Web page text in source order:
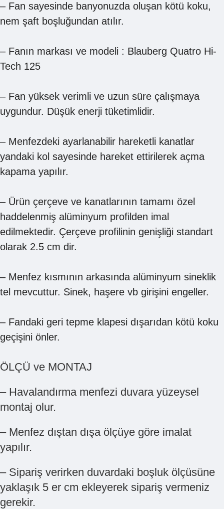
– Fan sayesinde banyonuzda oluşan kötü koku,
nem şaft boşluğundan atılır.
– Fanın markası ve modeli : Blauberg Quatro Hi-
Tech 125
– Fan yüksek verimli ve uzun süre çalışmaya
uygundur. Düşük enerji tüketimlidir.
– Menfezdeki ayarlanabilir hareketli kanatlar
yandaki kol sayesinde hareket ettirilerek açma
kapama yapılır.
– Ürün çerçeve ve kanatlarının tamamı özel
haddelenmiş alüminyum profilden imal
edilmektedir. Çerçeve profilinin genişliği standart
olarak 2.5 cm dir.
– Menfez kısmının arkasında alüminyum sineklik
tel mevcuttur. Sinek, haşere vb girişini engeller.
– Fandaki geri tepme klapesi dışarıdan kötü koku
geçişini önler.
ÖLÇÜ ve MONTAJ
– Havalandırma menfezi duvara yüzeysel
montaj olur.
– Menfez dıştan dışa ölçüye göre imalat
yapılır.
– Sipariş verirken duvardaki boşluk ölçüsüne
yaklaşık 5 er cm ekleyerek sipariş vermeniz
gerekir.